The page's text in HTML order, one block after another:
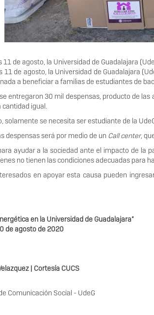
de agosto, la Universidad de Guadalajara
de agosto, la Universidad de Guadalajara
a beneficiar a familias de estudiantes de
entregaron 30 mil despensas, producto de
igual.
solamente se necesita ser estudiante de la
despensas será por medio de un Call center,
ayudar a la sociedad ante el impacto de la
no tienen las condiciones adecuadas para
en apoyar esta causa pueden
en la Universidad de Guadalajara”
de agosto de 2020
| Cortesía CUCS
Comunicación Social - UdeG